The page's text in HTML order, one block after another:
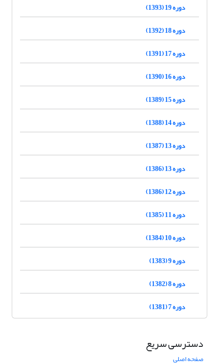
دوره 19 (1393)
دوره 18 (1392)
دوره 17 (1391)
دوره 16 (1390)
دوره 15 (1389)
دوره 14 (1388)
دوره 13 (1387)
دوره 13 (1386)
دوره 12 (1386)
دوره 11 (1385)
دوره 10 (1384)
دوره 9 (1383)
دوره 8 (1382)
دوره 7 (1381)
دسترسی سریع
صفحه اصلی